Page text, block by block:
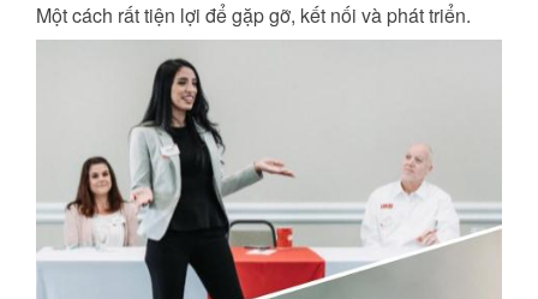
Một cách rất tiện lợi để gặp gỡ, kết nối và phát triển.